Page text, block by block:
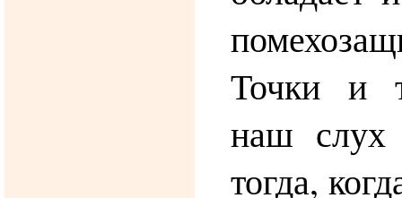
Точки и
наш слух
тогда,